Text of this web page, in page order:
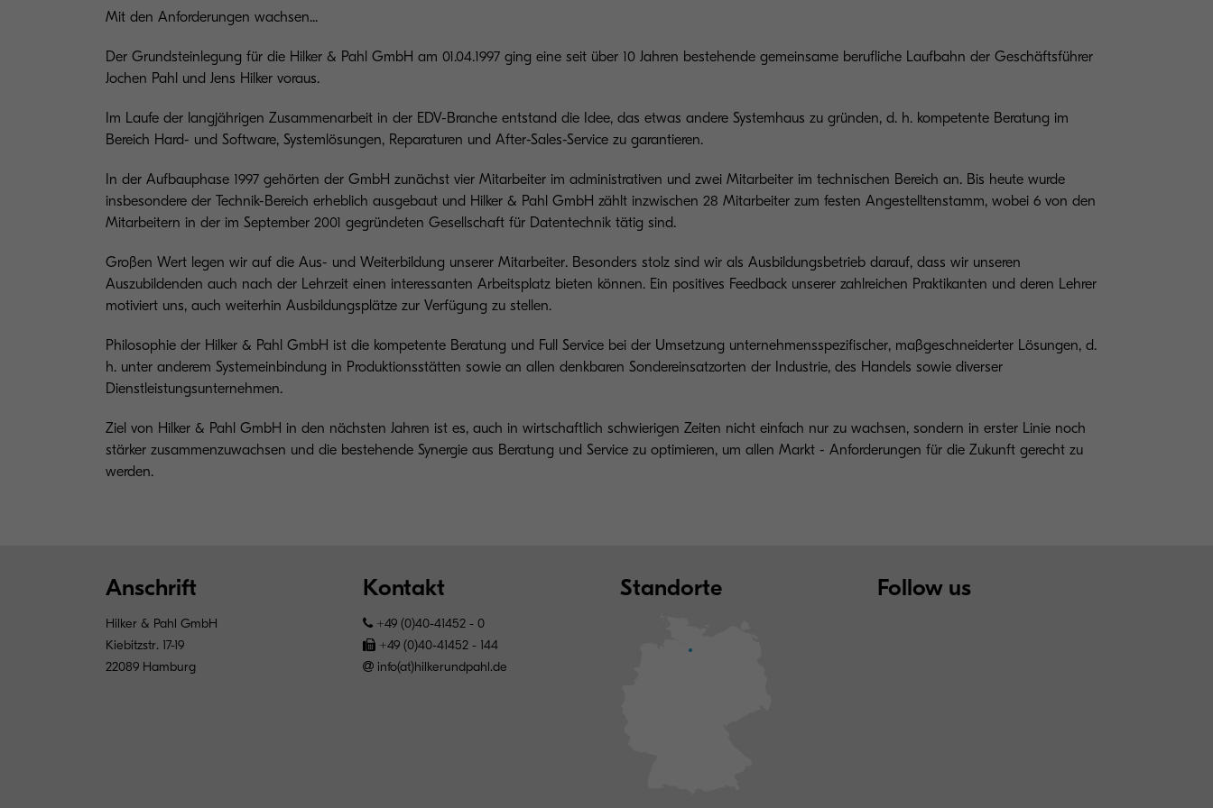
Mit den Anforderungen wachsen...
Der Grundsteinlegung für die Hilker & Pahl GmbH am 01.04.1997 ging eine seit über 10 Jahren bestehende gemeinsame berufliche Laufbahn der Geschäftsführer
Jochen Pahl und Jens Hilker voraus.
Im Laufe der langjährigen Zusammenarbeit in der EDV-Branche entstand die Idee, das etwas andere Systemhaus zu gründen, d. h. kompetente Beratung im
Bereich Hard- und Software, Systemlösungen, Reparaturen und After-Sales-Service zu garantieren.
In der Aufbauphase 1997 gehörten der GmbH zunächst vier Mitarbeiter im administrativen und zwei Mitarbeiter im technischen Bereich an. Bis heute wurde
insbesondere der Technik-Bereich erheblich ausgebaut und Hilker & Pahl GmbH zählt inzwischen 28 Mitarbeiter zum festen Angestelltenstamm, wobei 6 von den
Mitarbeitern in der im September 2001 gegründeten Gesellschaft für Datentechnik tätig sind.
Großen Wert legen wir auf die Aus- und Weiterbildung unserer Mitarbeiter. Besonders stolz sind wir als Ausbildungsbetrieb darauf, dass wir unseren
Auszubildenden auch nach der Lehrzeit einen interessanten Arbeitsplatz bieten können. Ein positives Feedback unserer zahlreichen Praktikanten und deren Lehrer
motiviert uns, auch weiterhin Ausbildungsplätze zur Verfügung zu stellen.
Philosophie der Hilker & Pahl GmbH ist die kompetente Beratung und Full Service bei der Umsetzung unternehmensspezifischer, maßgeschneiderter Lösungen, d.
h. unter anderem Systemeinbindung in Produktionsstätten sowie an allen denkbaren Sondereinsatzorten der Industrie, des Handels sowie diverser
Dienstleistungsunternehmen.
Ziel von Hilker & Pahl GmbH in den nächsten Jahren ist es, auch in wirtschaftlich schwierigen Zeiten nicht einfach nur zu wachsen, sondern in erster Linie noch
stärker zusammenzuwachsen und die bestehende Synergie aus Beratung und Service zu optimieren, um allen Markt - Anforderungen für die Zukunft gerecht zu
werden.
Anschrift
Hilker & Pahl GmbH
Kiebitzstr. 17-19
22089 Hamburg
Kontakt
+49 (0)40-41452 - 0
+49 (0)40-41452 - 144
info(at)hilkerundpahl.de
Standorte Follow us